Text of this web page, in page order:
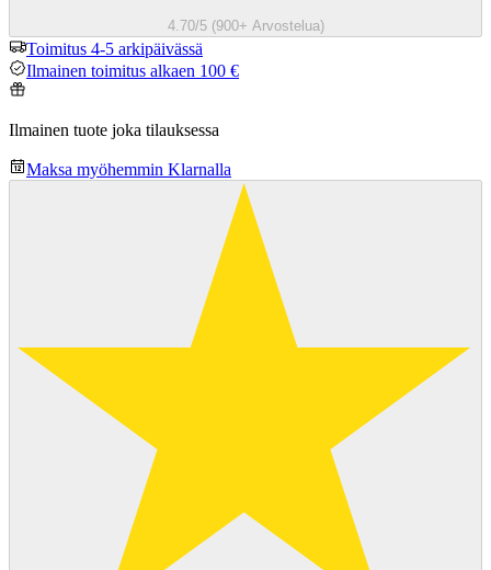
4.70/5 (900+ Arvostelua)
Toimitus 4-5 arkipäivässä
Ilmainen toimitus alkaen 100 €
Ilmainen tuote joka tilauksessa
Maksa myöhemmin Klarnalla